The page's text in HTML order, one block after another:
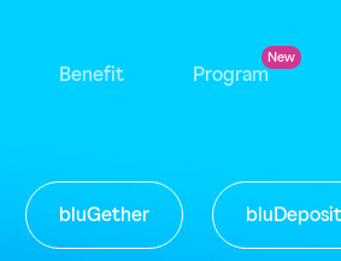
Benefit Program
bluGether bluDeposit